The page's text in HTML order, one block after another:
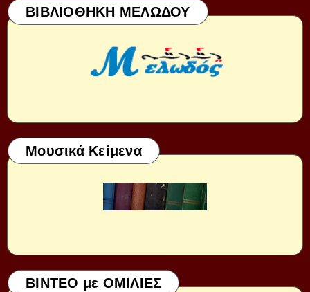
ΒΙΒΛΙΟΘΗΚΗ ΜΕΛΩΔΟΥ
Μουσικά Κείμενα
ΒΙΝΤΕΟ με ΟΜΙΛΙΕΣ